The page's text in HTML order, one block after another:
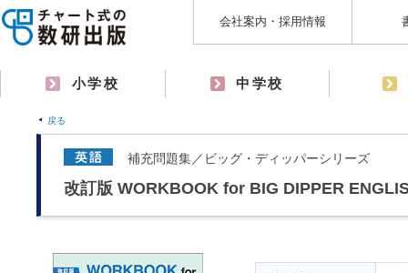
会社案内・採用情報
小学校 中学校
戻る
補充問題集／ビッグ・ディッパーシリーズ
改訂版 WORKBOOK for BIG DIPPER